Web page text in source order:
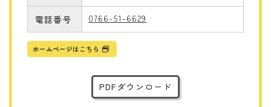
電話番号 0766-51-6629
ホームページはこちら
PDFダウンロード